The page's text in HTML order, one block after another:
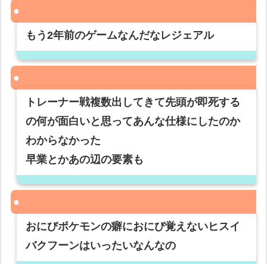
もう2年前のゲームなんだなレジェアル
トレーナー戦複数出してきて先頭が即死する
の何が面白いと思ってあんな仕様にしたのか
わからなかった
早業とかあの辺の要素も
おにびポケモンの癖におにび覚えないヒスイ
バクフーンはいったいなんなの